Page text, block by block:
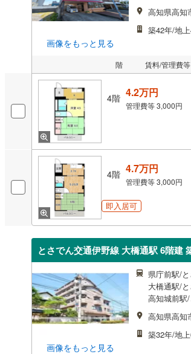
画像をもっと見る
高知県高知
築42年/地
階 賃料/管理費等
4階 4.2万円
管理費等3,000円
4階 4.7万円
管理費等3,000円
即入居可
とさでん交通伊野線 大橋通駅 6階建
画像をもっと見る
県庁前駅/
大橋通駅/
高知城前駅
高知県高知
築32年/地